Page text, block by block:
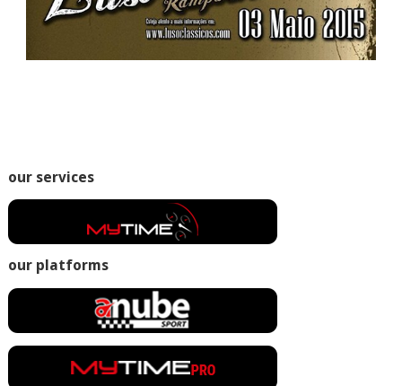
our services
our platforms